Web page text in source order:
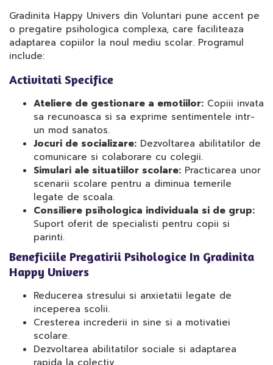
Gradinita Happy Univers din Voluntari pune accent pe
o pregatire psihologica complexa, care faciliteaza
adaptarea copiilor la noul mediu scolar. Programul
include:
Activitati Specifice
Ateliere de gestionare a emotiilor: Copiii invata
sa recunoasca si sa exprime sentimentele intr-
un mod sanatos.
Jocuri de socializare: Dezvoltarea abilitatilor de
comunicare si colaborare cu colegii.
Simulari ale situatiilor scolare: Practicarea unor
scenarii scolare pentru a diminua temerile
legate de scoala.
Consiliere psihologica individuala si de grup:
Suport oferit de specialisti pentru copii si
parinti.
Beneficiile Pregatirii Psihologice In Gradinita
Happy Univers
Reducerea stresului si anxietatii legate de
inceperea scolii.
Cresterea increderii in sine si a motivatiei
scolare.
Dezvoltarea abilitatilor sociale si adaptarea